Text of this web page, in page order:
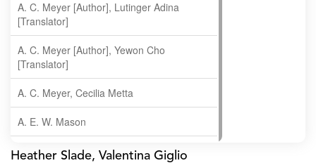
A. C. Meyer [Author], Lutinger Adina
[Translator]
A. C. Meyer [Author], Yewon Cho
[Translator]
A. C. Meyer, Cecilia Metta
A. E. W. Mason
A. Gopala Krishna
Heather Slade, Valentina Giglio